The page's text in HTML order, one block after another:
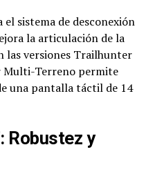
sistema de desconexión
la articulación de la
las versiones Trailhunter
Multi-Terreno permite
una pantalla táctil de 14
Robustez y